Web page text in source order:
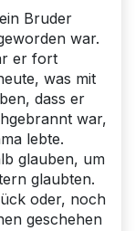
Bruder
war.
er fort
was mit
dass er
war,
lebte.
glauben, um
glaubten.
oder, noch
geschehen